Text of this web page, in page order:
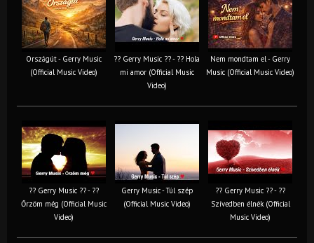
Országút - Gerry Music
(Official Music Video)
?? Gerry Music ?? - ?? Hola
mi amor (Official Music
Video)
Nem mondtam el - Gerry
Music (Official Music Video)
?? Gerry Music ?? - ??
Őrzöm még (Official Music
Video)
Gerry Music - Túl szép
(Official Music Video)
?? Gerry Music ?? - ??
Szívedben élnék (Official
Music Video)